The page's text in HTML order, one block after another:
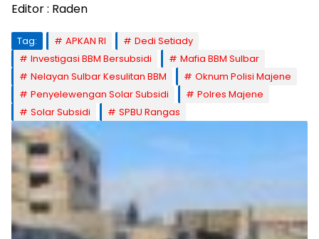
Editor : Raden
Tag: APKAN RI
Dedi Setiady
Investigasi BBM Bersubsidi
Mafia BBM Sulbar
Nelayan Sulbar Kesulitan BBM
Oknum Polisi Majene
Penyelewengan Solar Subsidi
Polres Majene
Solar Subsidi
SPBU Rangas